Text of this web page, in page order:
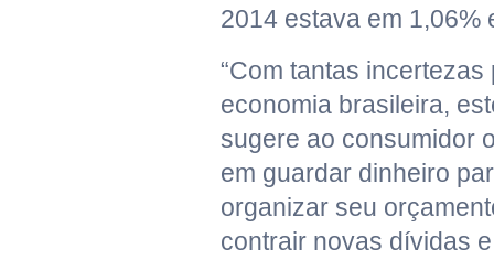
2014 estava em 1,06%
“Com tantas
economia brasileira,
sugere ao consumidor
em guardar dinheiro
organizar seu
contrair novas dívidas